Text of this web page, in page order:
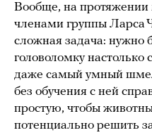
Вообще, на протяжении
членами группы Ларса
сложная задача: нужно
головоломку
даже самый умный
без обучения с ней
простую, чтобы
потенциально решить